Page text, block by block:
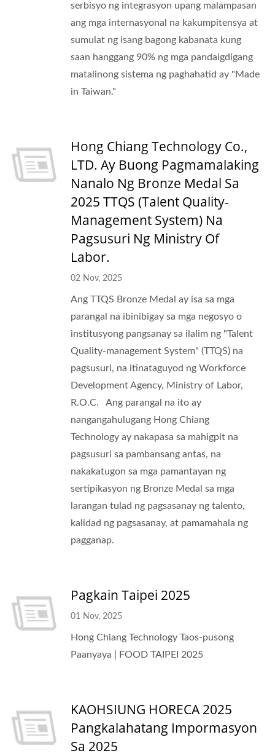
serbisyo ng integrasyon upang malampasan
ang mga internasyonal na kakumpitensya at
sumulat ng isang bagong kabanata kung
saan hanggang 90% ng mga pandaigdigang
matalinong sistema ng paghahatid ay "Made
in Taiwan."
Hong Chiang Technology Co.,
LTD. Ay Buong Pagmamalaking
Nanalo Ng Bronze Medal Sa
2025 TTQS (Talent Quality-
Management System) Na
Pagsusuri Ng Ministry Of
Labor.
02 Nov, 2025
Ang TTQS Bronze Medal ay isa sa mga
parangal na ibinibigay sa mga negosyo o
institusyong pangsanay sa ilalim ng "Talent
Quality-management System" (TTQS) na
pagsusuri, na itinataguyod ng Workforce
Development Agency, Ministry of Labor,
R.O.C. Ang parangal na ito ay
nangangahulugang Hong Chiang
Technology ay nakapasa sa mahigpit na
pagsusuri sa pambansang antas, na
nakakatugon sa mga pamantayan ng
sertipikasyon ng Bronze Medal sa mga
larangan tulad ng pagsasanay ng talento,
kalidad ng pagsasanay, at pamamahala ng
pagganap.
Pagkain Taipei 2025
01 Nov, 2025
Hong Chiang Technology Taos-pusong
Paanyaya | FOOD TAIPEI 2025
KAOHSIUNG HORECA 2025
Pangkalahatang Impormasyon
Sa 2025